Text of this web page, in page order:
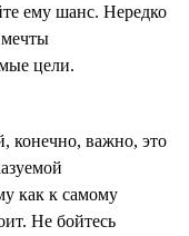
ему шанс. Нередко
цели.
конечно, важно, это
как к самому
Не бойтесь